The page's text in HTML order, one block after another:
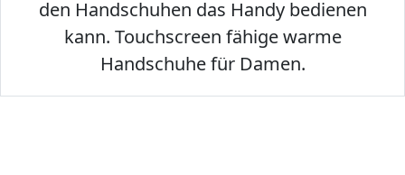
den Handschuhen das Handy bedienen
kann. Touchscreen fähige warme
Handschuhe für Damen.